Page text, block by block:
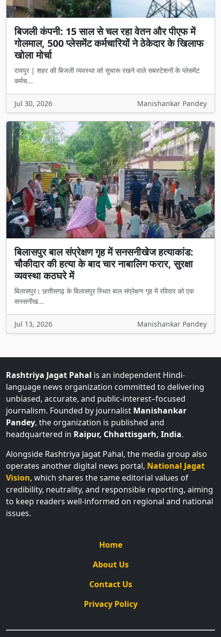
बिजली कंपनी: 15 साल से चल रहा वेतन और पीएफ में
गोलमाल, 500 प्लेसमेंट कर्मचारियों ने ठेकेदार के खिलाफ
खोला मोर्चा
रायपुर | शहर की बिजली व्यवस्था को सुचारू रखने वाले सबस्टेशनों के प्लेसमेंट
कर्मच...
Jul 30, 2026 Manishankar Pandey
बिलासपुर बाल संप्रेक्षण गृह में सनसनीखेज हत्याकांड:
चौकीदार की हत्या के बाद चार नाबालिग फरार, सुरक्षा
व्यवस्था कठघरे में
बिलासपुर। छत्तीसगढ़ के बिलासपुर स्थित बाल संप्रेक्षण गृह में रविवार को एक
सनसनीख...
Jul 13, 2026 Manishankar Pandey
Rashtriya Jagat Pahal is an independent Hindi-
language news organization committed to delivering
unbiased, accurate, and public-interest–focused
journalism. Founded by journalist Manishankar
Pandey, the organization is published and
headquartered in Raipur, Chhattisgarh, India.
Alongside Rashtriya Jagat Pahal, the media group also
operates another digital news portal, National Jagat
Vision, which shares the same editorial values of
credibility, neutrality, and responsible reporting, aiming
to keep readers well-informed on regional and national
issues.
Home
About Us
Contact Us
Privacy Policy